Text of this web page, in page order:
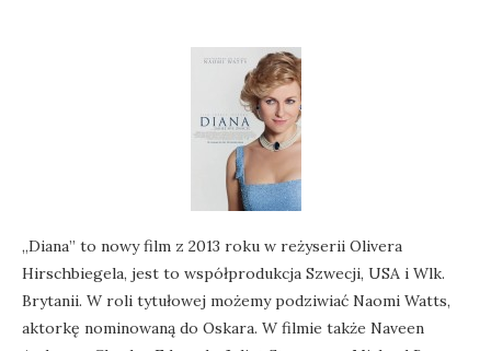
„Diana” to nowy film z 2013 roku w reżyserii Olivera
Hirschbiegela, jest to współprodukcja Szwecji, USA i Wlk.
Brytanii. W roli tytułowej możemy podziwiać Naomi Watts,
aktorkę nominowaną do Oskara. W filmie także Naveen